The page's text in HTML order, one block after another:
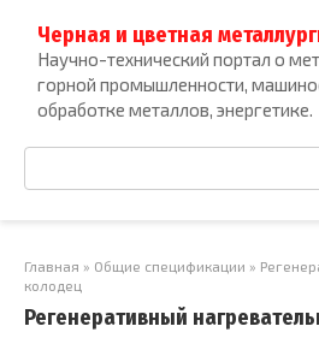
контенту
Черная и цветная
Научно-технический портал о
горной промышленности,
обработке металлов, энергетике.
Поиск:
Главная » Общие спецификации »
колодец
Регенеративный